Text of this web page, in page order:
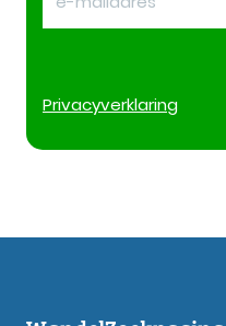
Privacyverklaring